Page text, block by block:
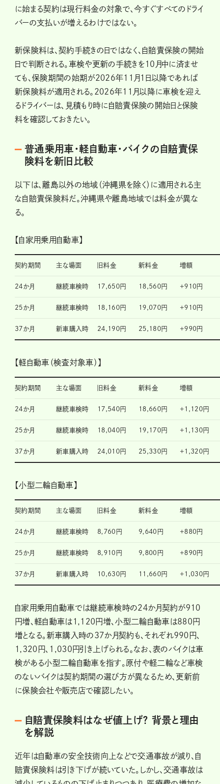
に始まる契約は現行料金の対象で、今すぐすべてのドライ
バーの支払いが増えるわけではない。
新保険料は、契約手続きの日ではなく、自賠責保険の開始
日で判断される。車検や更新の手続きを10月中に済ませ
ても、保険期間の始期が2026年11月1日以降であれば
新保険料が適用される。2026年11月以降に車検を迎え
るドライバーは、見積もり時に自賠責保険の開始日と保険
料を確認しておきたい。
普通乗用車・軽自動車・バイクの自賠責保
険料を新旧比較
以下は、離島以外の地域（沖縄県を除く）に適用される主
な自賠責保険料だ。沖縄県や離島地域では料金が異な
る。
【自家用乗用自動車】
契約期間 主な場面 旧料金 新料金 増額
24か月 継続車検時 17,650円 18,560円 +910円
25か月 継続車検時 18,160円 19,070円 +910円
37か月 新車購入時 24,190円 25,180円 +990円
【軽自動車（検査対象車）】
契約期間 主な場面 旧料金 新料金 増額
24か月 継続車検時 17,540円 18,660円 +1,120円
25か月 継続車検時 18,040円 19,170円 +1,130円
37か月 新車購入時 24,010円 25,330円 +1,320円
【小型二輪自動車】
契約期間 主な場面 旧料金 新料金 増額
24か月 継続車検時 8,760円 9,640円 +880円
25か月 継続車検時 8,910円 9,800円 +890円
37か月 新車購入時 10,630円 11,660円 +1,030円
自家用乗用自動車では継続車検時の24か月契約が910
円増、軽自動車は1,120円増、小型二輪自動車は880円
増となる。新車購入時の37か月契約も、それぞれ990円、
1,320円、1,030円引き上げられる。なお、表のバイクは車
検がある小型二輪自動車を指す。原付や軽二輪など車検
のないバイクは契約期間の選び方が異なるため、更新前
に保険会社や販売店で確認したい。
自賠責保険料はなぜ値上げ？ 背景と理由
を解説
近年は自動車の安全技術向上などで交通事故が減り、自
賠責保険料は引き下げが続いていた。しかし、交通事故は